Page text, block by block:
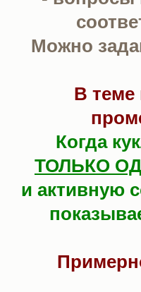
Можно
В
Когда
ТОЛЬКО
и активную